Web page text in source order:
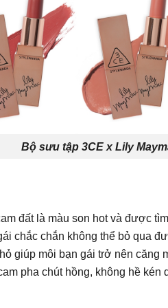
Bộ sưu tập 3CE x Lily
đất là màu son hot và được
chắc chắn không thể bỏ qua
giúp môi bạn gái trở nên căng
pha chút hồng, không hề